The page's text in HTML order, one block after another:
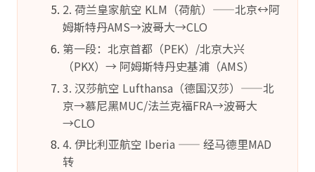
2. 荷兰皇家航空 KLM（荷航）——北京↔阿
姆斯特丹AMS→波哥大→CLO
第一段：北京首都（PEK）/北京大兴
（PKX）→ 阿姆斯特丹史基浦（AMS）
3. 汉莎航空 Lufthansa（德国汉莎）——北
京→慕尼黑MUC/法兰克福FRA→波哥大
→CLO
4. 伊比利亚航空 Iberia —— 经马德里MAD
转